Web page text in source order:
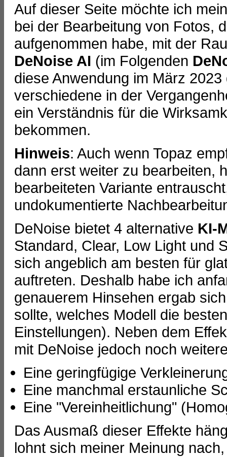
Auf dieser Seite möchte ich
bei der Bearbeitung von Fotos,
aufgenommen habe, mit der
DeNoise AI (im Folgenden
diese Anwendung im März
verschiedene in der
ein Verständnis für die
bekommen.
Hinweis: Auch wenn Topaz
dann erst weiter zu bearbeiten,
bearbeiteten Variante
undokumentierte
DeNoise bietet 4 alternative KI-
Standard, Clear, Low Light und
sich angeblich am besten für
auftreten. Deshalb habe ich
genauerem Hinsehen ergab
sollte, welches Modell die
Einstellungen). Neben dem
mit DeNoise jedoch noch
Eine geringfügige
Eine manchmal erstaunliche
Eine "Vereinheitlichung"
Das Ausmaß dieser Effekte
lohnt sich meiner Meinung